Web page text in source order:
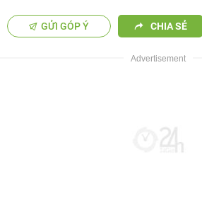
GỬI GÓP Ý CHIA SẺ